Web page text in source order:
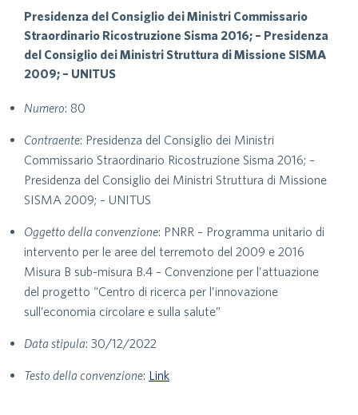
Presidenza del Consiglio dei Ministri Commissario
Straordinario Ricostruzione Sisma 2016; – Presidenza
del Consiglio dei Ministri Struttura di Missione SISMA
2009; – UNITUS
Numero: 80
Contraente: Presidenza del Consiglio dei Ministri
Commissario Straordinario Ricostruzione Sisma 2016; –
Presidenza del Consiglio dei Ministri Struttura di Missione
SISMA 2009; – UNITUS
Oggetto della convenzione: PNRR – Programma unitario di
intervento per le aree del terremoto del 2009 e 2016
Misura B sub-misura B.4 – Convenzione per l’attuazione
del progetto “Centro di ricerca per l’innovazione
sull’economia circolare e sulla salute”
Data stipula: 30/12/2022
Testo della convenzione: Link